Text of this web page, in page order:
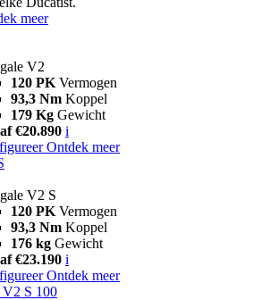
meer
V2
120 PK Vermogen
93,3 Nm Koppel
179 Kg Gewicht
€20.890 i
Ontdek meer
V2 S
120 PK Vermogen
93,3 Nm Koppel
176 kg Gewicht
€23.190 i
Ontdek meer
V2 S 100